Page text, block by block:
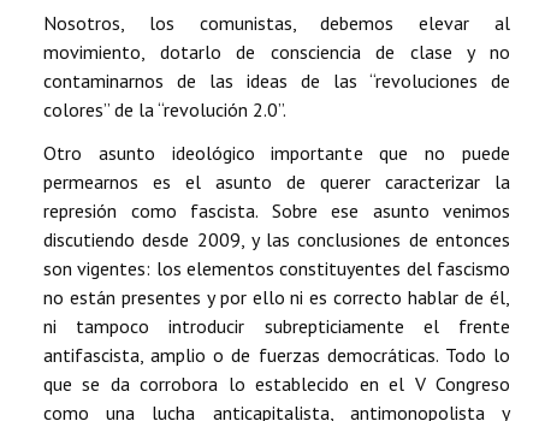
Nosotros, los comunistas, debemos elevar al
movimiento, dotarlo de consciencia de clase y no
contaminarnos de las ideas de las “revoluciones de
colores” de la “revolución 2.0”.
Otro asunto ideológico importante que no puede
permearnos es el asunto de querer caracterizar la
represión como fascista. Sobre ese asunto venimos
discutiendo desde 2009, y las conclusiones de entonces
son vigentes: los elementos constituyentes del fascismo
no están presentes y por ello ni es correcto hablar de él,
ni tampoco introducir subrepticiamente el frente
antifascista, amplio o de fuerzas democráticas. Todo lo
que se da corrobora lo establecido en el V Congreso
como una lucha anticapitalista, antimonopolista y